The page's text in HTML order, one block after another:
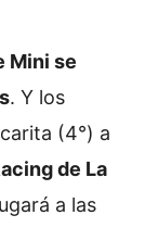
Mini se
. Y los
(4°) a
de La
a las